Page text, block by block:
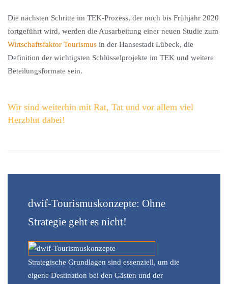
Die nächsten Schritte im TEK-Prozess, der noch bis Frühjahr 2020
fortgeführt wird, werden die Ausarbeitung einer neuen Studie zum
Wirtschaftsfaktor Tourismus in der Hansestadt Lübeck, die
Definition der wichtigsten Schlüsselprojekte im TEK und weitere
Beteilungsformate sein.
Wir sind weiterhin mit Rat, Tat und vor allem viel
Herzblut dabei!
dwif-Tourismuskonzepte: Ohne
Strategie geht es nicht!
Strategische Grundlagen sind essenziell, um die
eigene Destination bei den Gästen und der